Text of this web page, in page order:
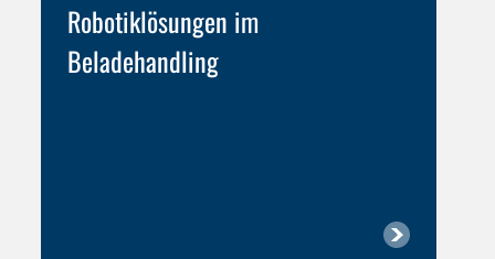
Robotiklösungen im
Beladehandling